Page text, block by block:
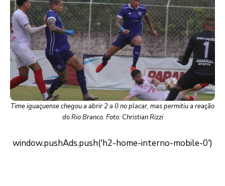
Time iguaçuense chegou a abrir 2 a 0 no placar, mas permitiu a reação
do Rio Branco. Foto: Christian Rizzi